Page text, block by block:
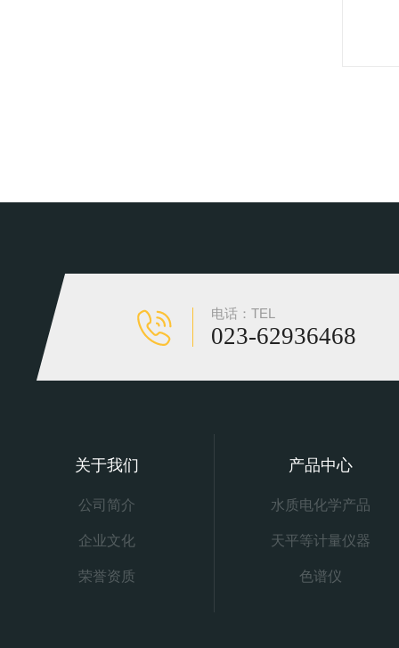
电话：TEL
023-62936468
关于我们
公司简介
企业文化
荣誉资质
产品中心
水质电化学产品
天平等计量仪器
色谱仪